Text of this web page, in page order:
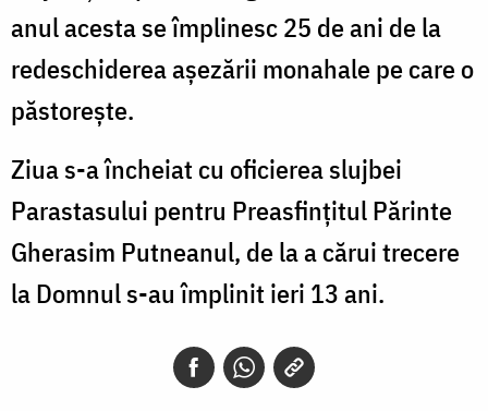
anul acesta se împlinesc 25 de ani de la
redeschiderea aşezării monahale pe care o
păstoreşte.
Ziua s-a încheiat cu oficierea slujbei
Parastasului pentru Preasfinţitul Părinte
Gherasim Putneanul, de la a cărui trecere
la Domnul s-au împlinit ieri 13 ani.